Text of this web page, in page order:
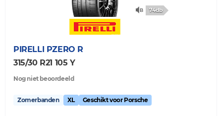
74db
PIRELLI
PZERO R
315/30 R21 105 Y
Nog niet beoordeeld
Zomerbanden XL Geschikt voor Porsche